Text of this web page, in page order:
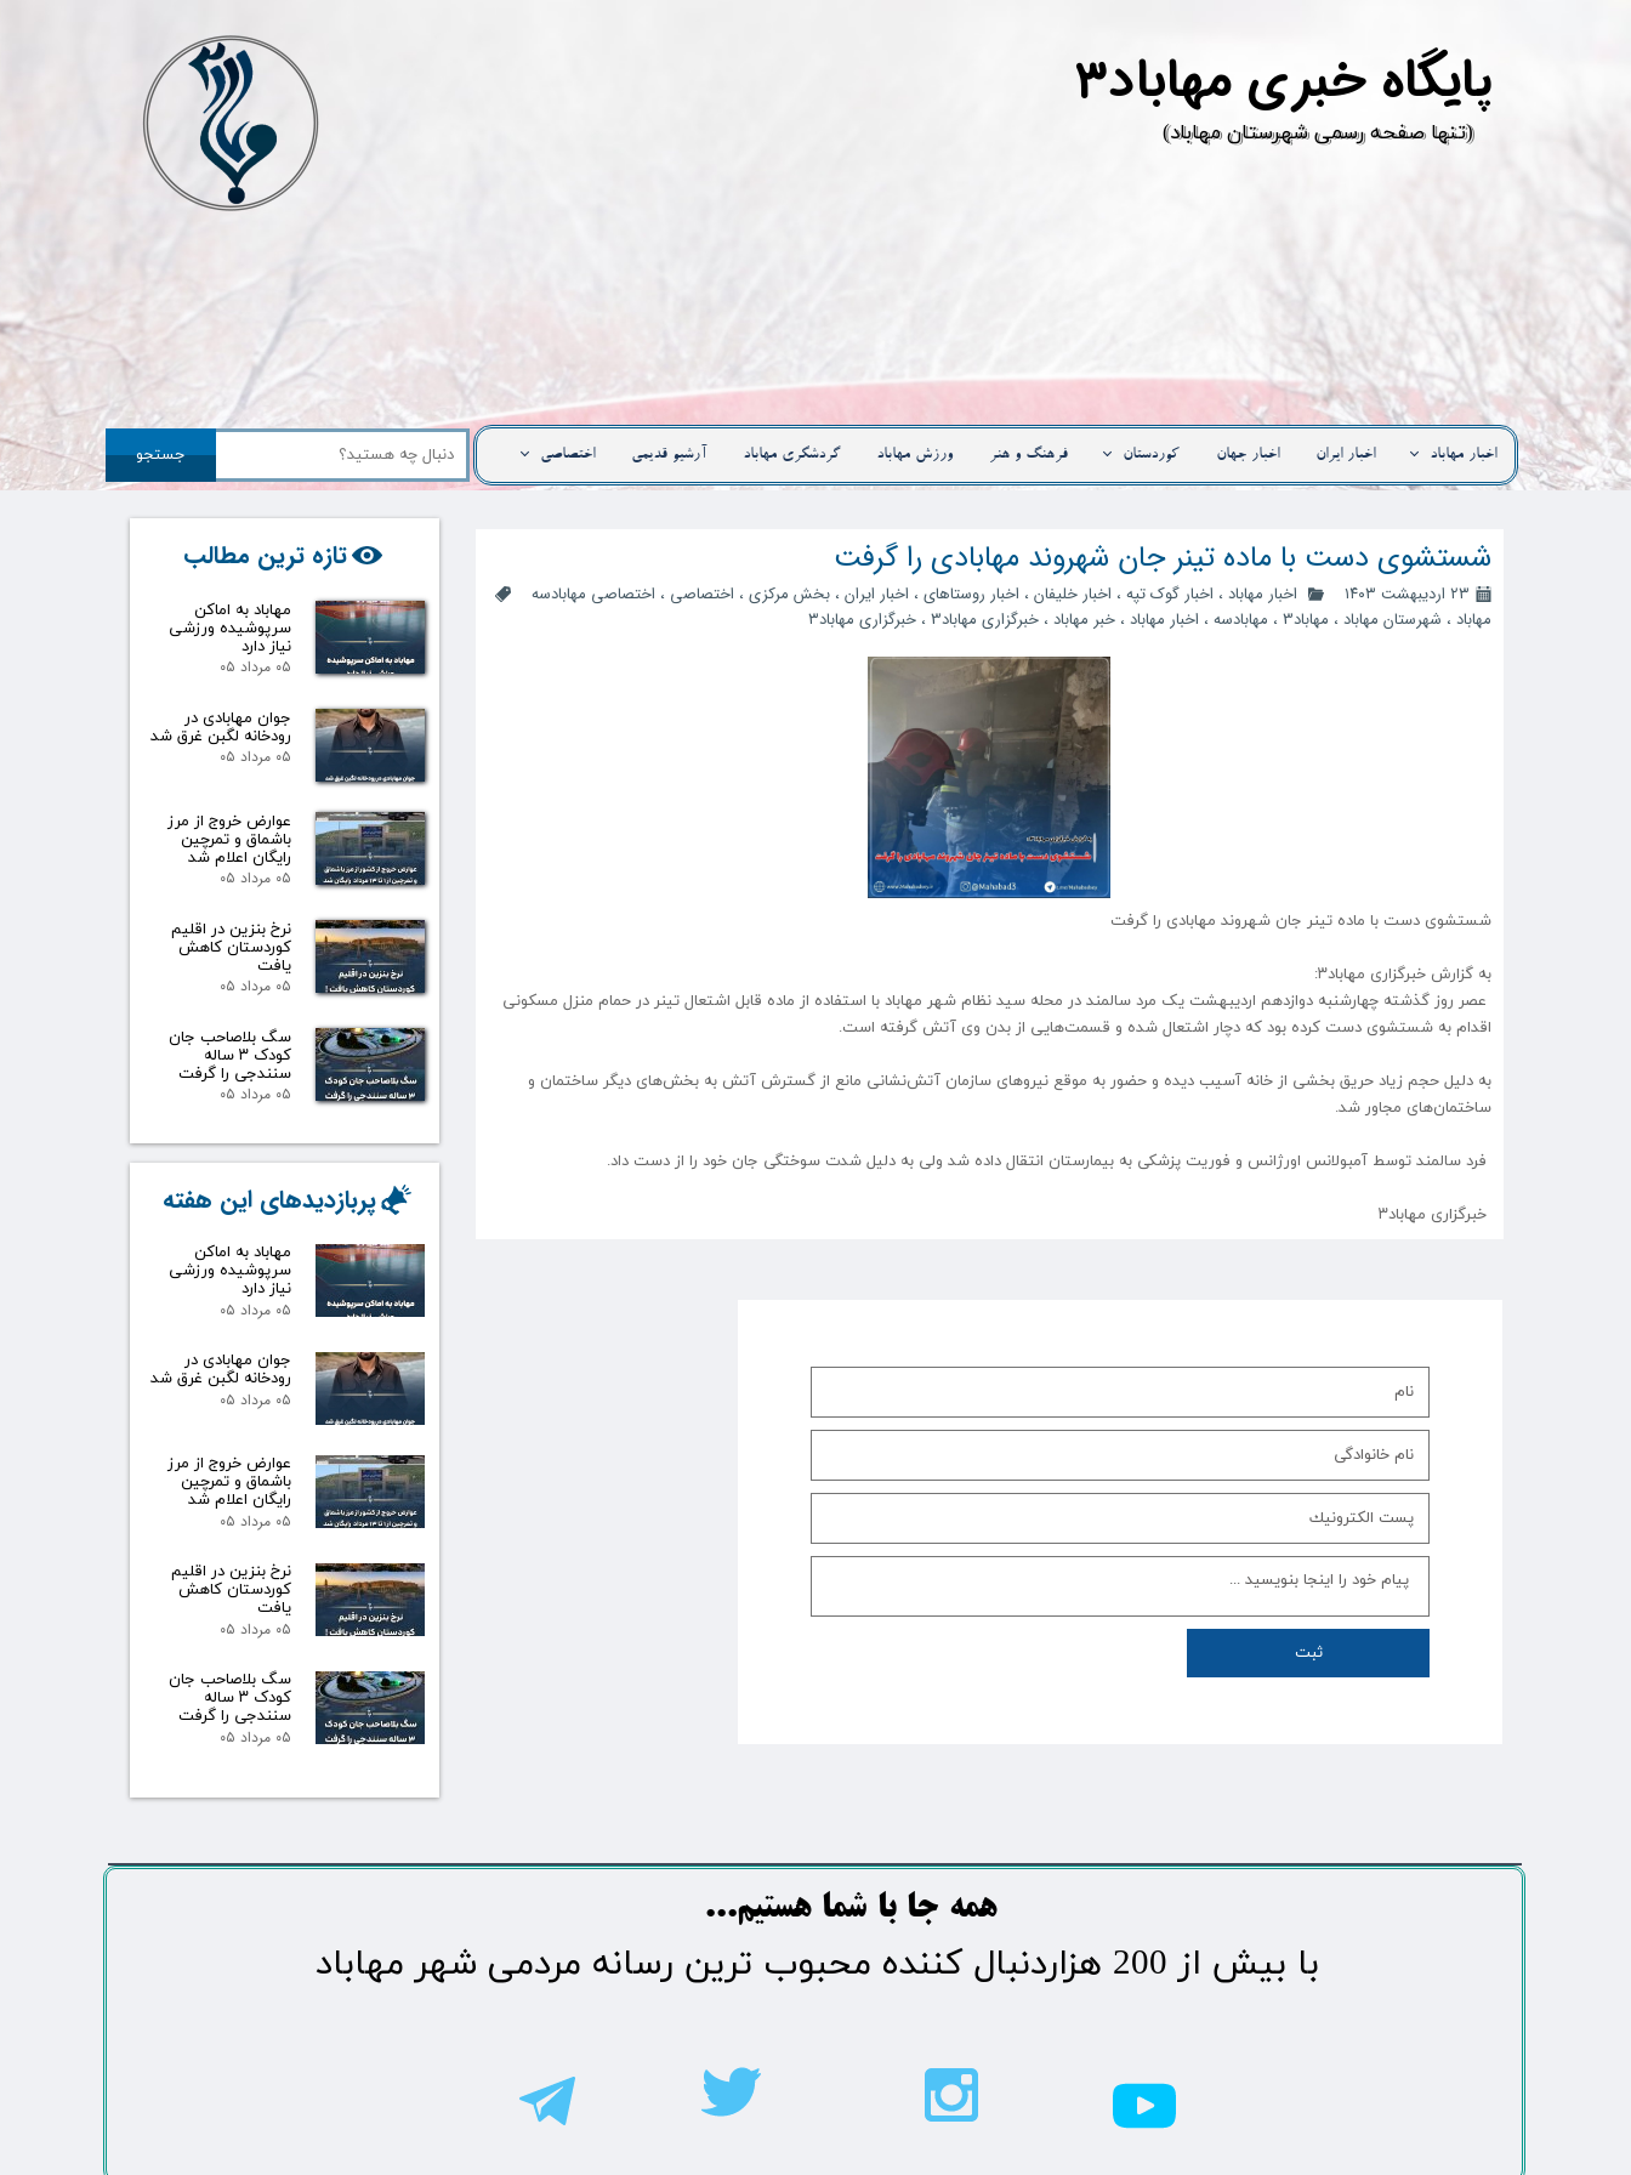
پ
​(تنها صفحه رسمی شهرستان مهاباد)
اخبار مهاباد اخبار ایران اخبار جهان کوردستان فرهنگ و هنر ورزش مهاباد گردشگری مهاباد آرشیو قدیمی اختصاصی جستجو
شستشوی دست با ماده تینر جان شهروند مهابادی را گرفت
۲۳ اردیبهشت ۱۴۰۳ اخبار مهاباد ، اخبار گوک تپه ، اخبار خلیفان ، اخبار روستاهای ، اخبار ایران ،بخش مرکزی ، اختصاصی ، اختصاصی مهابادسه
مهاباد ، شهرستان مهاباد ، مهاباد3 ، مهابادسه ، اخبار مهاباد ،خبر مهاباد ،خبرگزاری مهاباد3 ،خبرگزاری مهاباد۳
شستشوی دست با ماده تینر جان شهروند مهابادی را گرفت
به گزارش خبرگزاری مهاباد۳:
عصر روز گذشته چهارشنبه دوازدهم اردیبهشت یک مرد سالمند در محله سید نظام شهر مهاباد با استفاده از ماده قابل اشتعال تینر در حمام منزل مسکونی
اقدام به شستشوی دست کرده بود که دچار اشتعال شده و قسمت‌هایی از بدن وی آتش گرفته است.
به دلیل حجم زیاد حریق بخشی از خانه آسیب دیده و حضور به موقع نیروهای سازمان آتش‌نشانی مانع از گسترش آتش به بخش‌های دیگر ساختمان و
ساختمان‌های مجاور شد.
فرد سالمند توسط آمبولانس اورژانس و فوریت پزشکی به بیمارستان انتقال داده شد ولی به دلیل شدت سوختگی جان خود را از دست داد.
خبرگزاری مهاباد۳
تازه ترین مطالب
مهاباد به اماکن
سرپوشیده ورزشی
نیاز دارد
۰۵ مرداد ۰۵
جوان مهابادی در
رودخانه لگبن غرق شد
۰۵ مرداد ۰۵
عوارض خروج از مرز
باشماق و تمرچین
رایگان اعلام شد
۰۵ مرداد ۰۵
نرخ بنزین در اقلیم
کوردستان کاهش
یافت
۰۵ مرداد ۰۵
سگ بلاصاحب جان
کودک ۳ ساله
سنندجی را گرفت
۰۵ مرداد ۰۵
مهاباد به اماکن
سرپوشیده ورزشی
نیاز دارد
۰۵ مرداد ۰۵
جوان مهابادی در
رودخانه لگبن غرق شد
۰۵ مرداد ۰۵
عوارض خروج از مرز
باشماق و تمرچین
رایگان اعلام شد
۰۵ مرداد ۰۵
نرخ بنزین در اقلیم
کوردستان کاهش
یافت
۰۵ مرداد ۰۵
سگ بلاصاحب جان
کودک ۳ ساله
سنندجی را گرفت
۰۵ مرداد ۰۵
پربازدیدهای این هفته
ثبت
​​​همه جا با شما هستیم...​​​​​​​​​​​​​​
​با بیش از 200 هزاردنبال کننده محبوب ترین رسانه مردمی شهر مهاباد​​​​​​​​​​​​​​